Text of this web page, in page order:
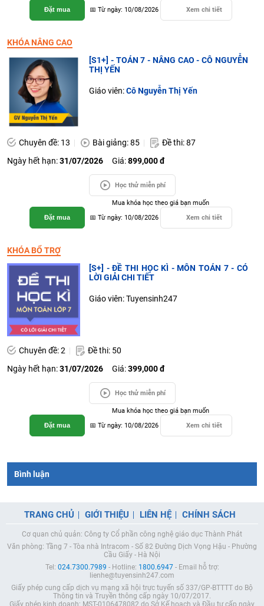
Đặt mua
📅 Từ ngày: 10/08/2026
Xem chi tiết
KHÓA NÂNG CAO
[S1+] - TOÁN 7 - NÂNG CAO - CÔ NGUYỄN
THỊ YẾN
Giáo viên:Cô Nguyễn Thị Yến
Chuyên đề: 13 Bài giảng: 85
Đề thi: 87
Ngày hết hạn:31/07/2026 Giá:899,000 đ
Học thử miễn phí
Đặt mua
Mua khóa học theo giá bạn muốn
📅 Từ ngày: 10/08/2026
Xem chi tiết
KHÓA BỔ TRỢ
[S+] - ĐỀ THI HỌC KÌ - MÔN TOÁN 7 - CÓ
LỜI GIẢI CHI TIẾT
Giáo viên: Tuyensinh247
Chuyên đề: 2
Đề thi: 50
Ngày hết hạn:31/07/2026 Giá:399,000 đ
Học thử miễn phí
Đặt mua
Mua khóa học theo giá bạn muốn
📅 Từ ngày: 10/08/2026
Xem chi tiết
Bình luận
TRANG CHỦ GIỚI THIỆU LIÊN HỆ CHÍNH SÁCH
Cơ quan chủ quản: Công ty Cổ phần công nghệ giáo dục Thành Phát
Văn phòng: Tầng 7 - Tòa nhà Intracom - Số 82 Đường Dịch Vọng Hậu - Phường
Cầu Giấy - Hà Nội
Tel: 024.7300.7989 - Hotline: 1800.6947- Email hỗ trợ:
lienhe@tuyensinh247.com
Giấy phép cung cấp dịch vụ mạng xã hội trực tuyến số 337/GP-BTTTT do Bộ
Thông tin và Truyền thông cấp ngày 10/07/2017.
Giấy phép kinh doanh: MST-0106478082 do Sở Kế hoạch và Đầu tư cấp ngày